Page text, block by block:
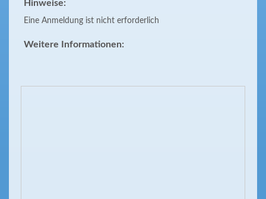
Hinweise:
Eine Anmeldung ist nicht erforderlich
Weitere Informationen: